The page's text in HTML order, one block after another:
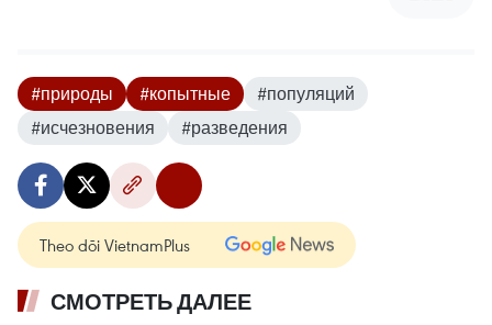
#природы #копытные
#популяций
#исчезновения
#разведения
Theo dõi VietnamPlus
СМОТРЕТЬ ДАЛЕЕ